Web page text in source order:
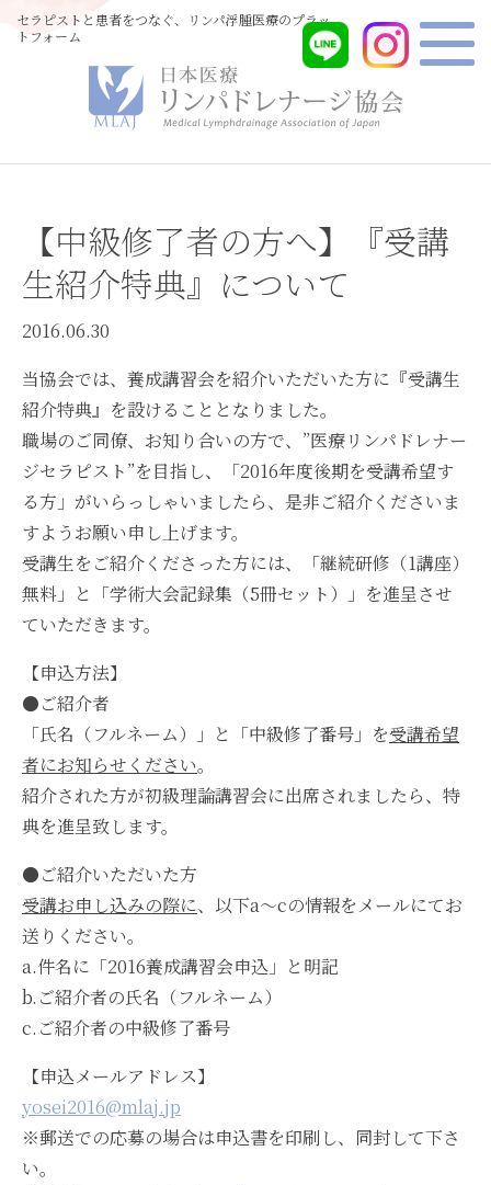
セラピストと患者をつなぐ、リンパ浮腫医療のプラッ
トフォーム
【中級修了者の方へ】『受講
生紹介特典』について
2016.06.30
当協会では、養成講習会を紹介いただいた方に『受講生
紹介特典』を設けることとなりました。
職場のご同僚、お知り合いの方で、”医療リンパドレナー
ジセラピスト”を目指し、「2016年度後期を受講希望す
る方」がいらっしゃいましたら、是非ご紹介くださいま
すようお願い申し上げます。
受講生をご紹介くださった方には、「継続研修（1講座）
無料」と「学術大会記録集（5冊セット）」を進呈させ
ていただきます。
【申込方法】
●ご紹介者
「氏名（フルネーム）」と「中級修了番号」を受講希望
者にお知らせください。
紹介された方が初級理論講習会に出席されましたら、特
典を進呈致します。
●ご紹介いただいた方
受講お申し込みの際に、以下a～cの情報をメールにてお
送りください。
a.件名に「2016養成講習会申込」と明記
b.ご紹介者の氏名（フルネーム）
c.ご紹介者の中級修了番号
【申込メールアドレス】
yosei2016@mlaj.jp
※郵送での応募の場合は申込書を印刷し、同封して下さ
い。